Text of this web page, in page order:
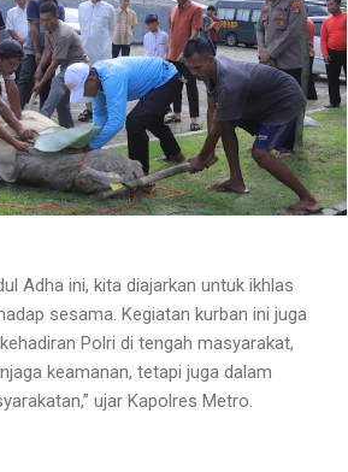
Adha ini, kita diajarkan untuk ikhlas
sesama. Kegiatan kurban ini juga
Polri di tengah masyarakat,
keamanan, tetapi juga dalam
ujar Kapolres Metro.